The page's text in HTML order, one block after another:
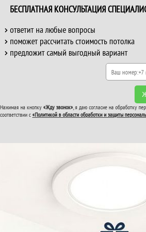
ВТОРОЙ И
В ПОДАРОК!
БЕСПЛАТНАЯ КОНСУЛЬТАЦИЯ
ответит на любые вопросы
поможет рассчитать стоимость потолка
предложит самый выгодный вариант
Нажимая на кнопку «Жду звонок», я даю согласие на обработку
соответствии с «Политикой в области обработки и защиты